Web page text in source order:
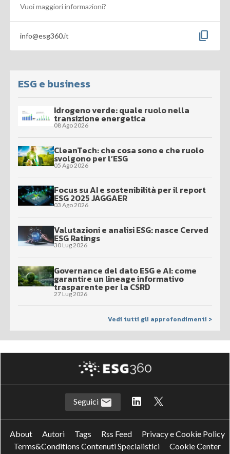
Vuoi maggiori informazioni?
info@esg360.it content_copy
ESG e business
Idrogeno verde: quale ruolo nella
transizione energetica
08 Ago 2026
CleanTech: che cosa sono e che ruolo
svolgono per l’ESG
05 Ago 2026
Focus su AI e sostenibilità per il report
ESG 2025 JAGGAER
03 Ago 2026
Valutazioni e analisi ESG: nasce Cerved
ESG Ratings
30 Lug 2026
Governance del dato ESG e AI: come
garantire un lineage informativo
trasparente per la CSRD
27 Lug 2026
Vedi tutti gli approfondimenti >
Seguici
About Autori Tags Rss Feed
Privacy e Cookie Policy
Terms&Conditions Contenuti Specialistici
Cookie Center